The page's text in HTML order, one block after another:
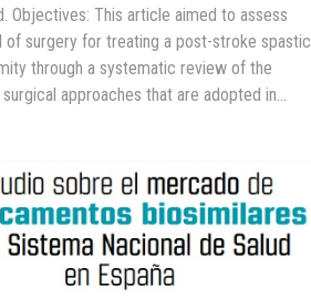
Objectives: This article aimed to assess
of surgery for treating a post-stroke spastic
through a systematic review of the
approaches that are adopted in…